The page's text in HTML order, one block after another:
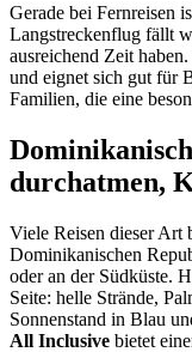
Gerade bei Fernreisen
Langstreckenflug fällt
ausreichend Zeit
und eignet sich gut für
Familien, die eine
durchatmen,
Viele Reisen dieser Art
Dominikanischen
oder an der Südküste.
Seite: helle Strände,
Sonnenstand in Blau
All Inclusive bietet